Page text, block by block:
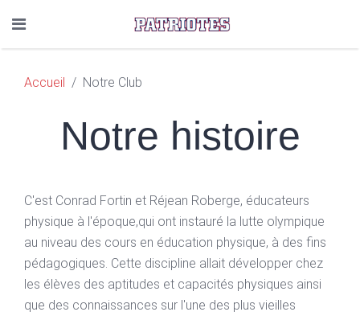
NOTRE CLUB
Accueil Notre Club
Notre histoire
C'est Conrad Fortin et Réjean Roberge, éducateurs
physique à l'époque,qui ont instauré la lutte olympique
au niveau des cours en éducation physique, à des fins
pédagogiques. Cette discipline allait développer chez
les élèves des aptitudes et capacités physiques ainsi
que des connaissances sur l'une des plus vieilles